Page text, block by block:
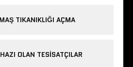
TIKANIKLIĞI AÇMA
OLAN TESISATÇILAR